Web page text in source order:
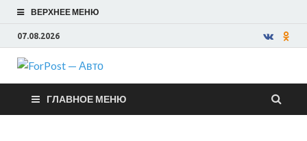
ВЕРХНЕЕ МЕНЮ
07.08.2026
ForPost —
Авто
ГЛАВНОЕ МЕНЮ